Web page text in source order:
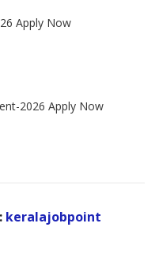
Apply Now
2026 Apply Now
keralajobpoint